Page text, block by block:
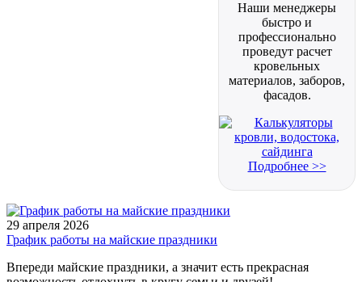
Наши менеджеры
быстро и
профессионально
проведут расчет
кровельных
материалов, заборов,
фасадов.
Подробнее >>
29 апреля 2026
График работы на майские праздники
Впереди майские праздники, а значит есть прекрасная